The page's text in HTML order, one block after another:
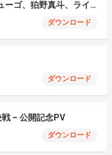
モエチャッカファイア – ヒューゴ、狛野真斗、ライト、セヴェリアン (Cover )
ダウンロード
ダウンロード
– 公開記念PV
ダウンロード